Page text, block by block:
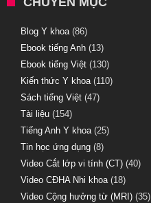
Blog Y khoa(86)
Ebook tiếng Anh (13)
Ebook tiếng Việt (130)
Kiến thức Y khoa(110)
Sách tiếng Việt (47)
Tài liệu (154)
Tiếng Anh Y khoa(25)
Tin học ứng dụng (8)
Video Cắt lớp vi tính (CT) (40)
Video CĐHA Nhi khoa(18)
Video Cộng hưởng từ (MRI) (35)